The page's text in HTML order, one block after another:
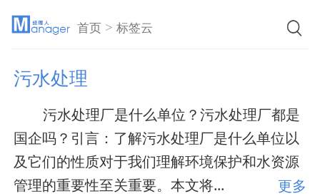
首页 >标签云
污水处理
污水处理厂是什么单位？污水处理厂都是
国企吗？引言：了解污水处理厂是什么单位以
及它们的性质对于我们理解环境保护和水资源
管理的重要性至关重要。本文将...
更多